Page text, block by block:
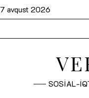
7 avqust 2026
SOSİAL-